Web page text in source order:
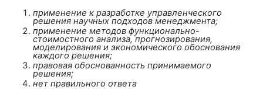
применение к разработке управленческого
решения научных подходов менеджмента;
применение методов функционально-
стоимостного анализа, прогнозирования,
моделирования и экономического обоснования
каждого решения;
правовая обоснованность принимаемого
решения;
нет правильного ответа